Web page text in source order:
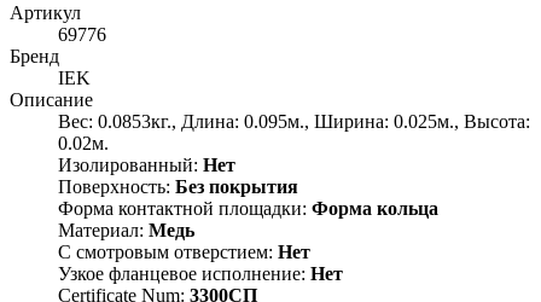
Артикул
69776
Бренд
IEK
Описание
Вес: 0.0853кг., Длина: 0.095м., Ширина: 0.025м., Высота:
0.02м.
Изолированный: Нет
Поверхность: Без покрытия
Форма контактной площадки: Форма кольца
Материал: Медь
С смотровым отверстием: Нет
Узкое фланцевое исполнение: Нет
Certificate Num: 3300СП